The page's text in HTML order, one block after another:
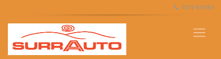
0172-474154